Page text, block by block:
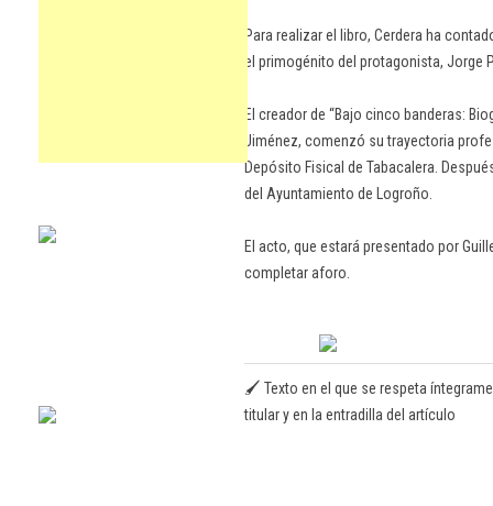
Para realizar el libro, Cerdera ha
el primogénito del protagonista, Jorge
El creador de ‘‘Bajo cinco banderas:
Jiménez, comenzó su trayectoria
Depósito Fisical de Tabacalera.
del Ayuntamiento de Logroño.
El acto, que estará presentado por
completar aforo.
🖌️ Texto en el que se respeta
titular y en la entradilla del artículo